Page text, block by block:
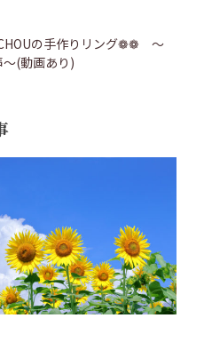
の手作りリング❁❁ ～
～(動画あり)